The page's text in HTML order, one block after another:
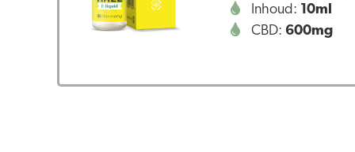
Inhoud: 10ml
CBD: 600mg